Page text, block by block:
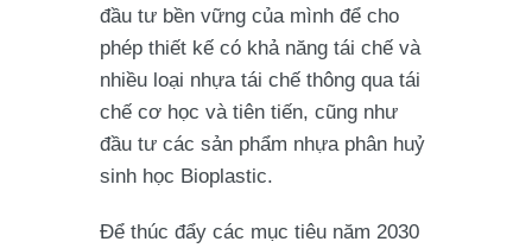
đầu tư bền vững của mình để cho
phép thiết kế có khả năng tái chế và
nhiều loại nhựa tái chế thông qua tái
chế cơ học và tiên tiến, cũng như
đầu tư các sản phẩm nhựa phân huỷ
sinh học Bioplastic.
Để thúc đẩy các mục tiêu năm 2030